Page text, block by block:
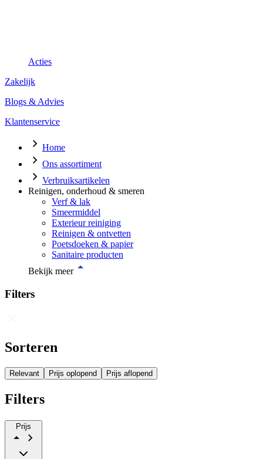
Acties
Zakelijk
Blogs & Advies
Klantenservice
Home
Ons assortiment
Verbruiksartikelen
Reinigen, onderhoud & smeren
Verf & lak
Smeermiddel
Exterieur reiniging
Reinigen & ontvetten
Poetsdoeken & papier
Sanitaire producten
Bekijk meer
Filters
Sorteren
Relevant Prijs oplopend Prijs aflopend
Filters
Prijs